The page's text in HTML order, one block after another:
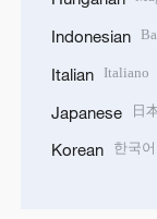
Indonesian
Italian Italiano
Japanese 日
Korean 한국어